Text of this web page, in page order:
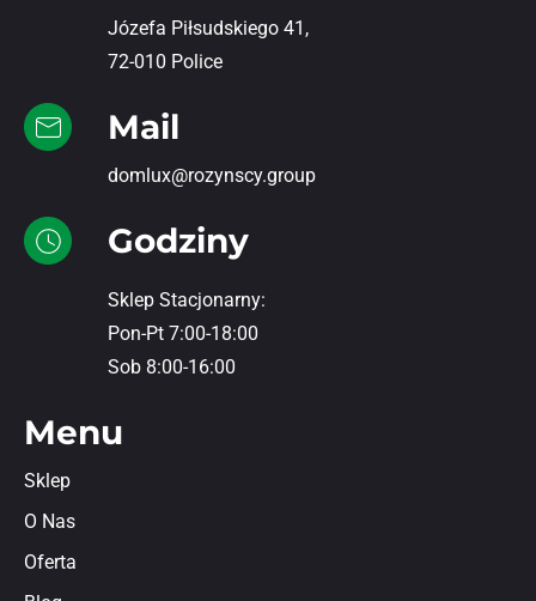
Józefa Piłsudskiego 41,
72-010 Police
Mail
domlux@rozynscy.group
Godziny
Sklep Stacjonarny:
Pon-Pt 7:00-18:00
Sob 8:00-16:00
Menu
Sklep
O Nas
Oferta